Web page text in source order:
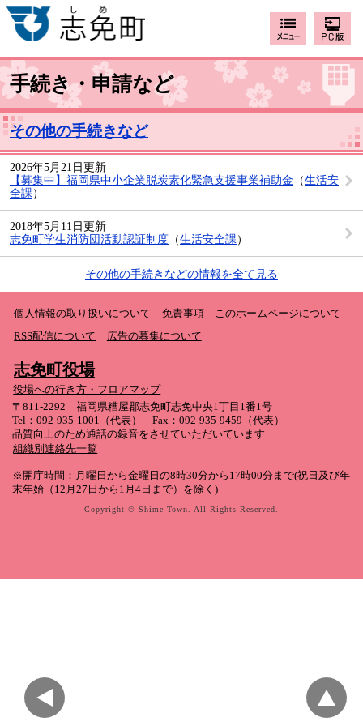
手続き・申請など
その他の手続きなど
2026年5月21日更新
【募集中】福岡県中小企業脱炭素化緊急支援事業補助金 （生活安
全課）
2018年5月11日更新
志免町学生消防団活動認証制度 （生活安全課）
その他の手続きなどの情報を全て見る
個人情報の取り扱いについて 免責事項
このホームページについて
RSS配信について
広告の募集について
志免町役場
役場への行き方・フロアマップ
〒811-2292 福岡県糟屋郡志免町志免中央1丁目1番1号
Tel：092-935-1001（代表） Fax：092-935-9459（代表）
品質向上のため通話の録音をさせていただいています
組織別連絡先一覧
※開庁時間：月曜日から金曜日の8時30分から17時00分まで(祝日及び年
末年始（12月27日から1月4日まで）を除く)
Copyright © Shime Town. All Rights Reserved.